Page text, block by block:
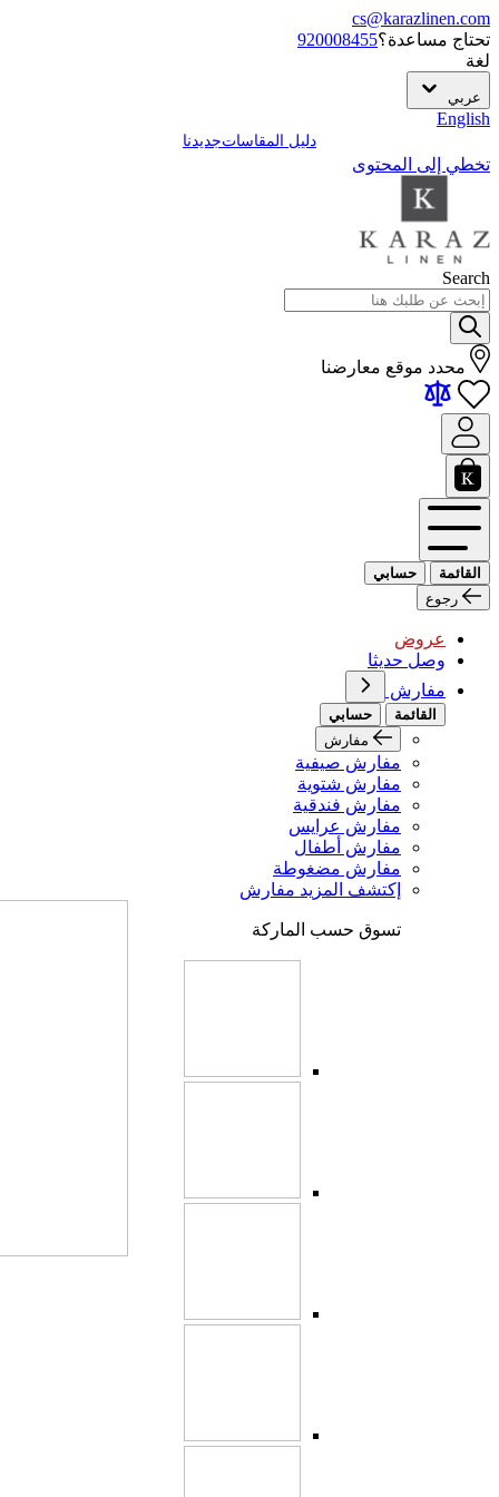
cs@karazlinen.com
تحتاج مساعدة؟920008455
لغة
عربي
English
دليل المقاساتجديدنا
تخطي إلى المحتوى
Search
محدد موقع معارضنا
القائمة
حسابي
رجوع
عروض
وصل حديثا
مفارش
القائمة
حسابي
مفارش
مفارش صيفية
مفارش شتوية
مفارش فندقية
مفارش عرايس
مفارش أطفال
مفارش مضغوطة
إكتشف المزيد مفارش
تسوق حسب الماركة